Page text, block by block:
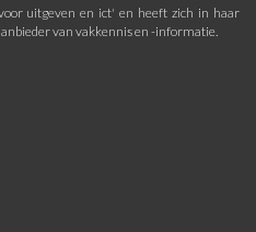
uitgeven en ict' en heeft zich in haar
van vakkennis en -informatie.